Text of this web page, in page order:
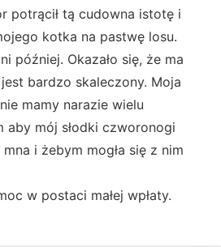
potrącił tą cudowna istotę i
kotka na pastwę losu.
później. Okazało się, że ma
bardzo skaleczony. Moja
mamy narazie wielu
aby mój słodki czworonogi
i żebym mogła się z nim
w postaci małej wpłaty.